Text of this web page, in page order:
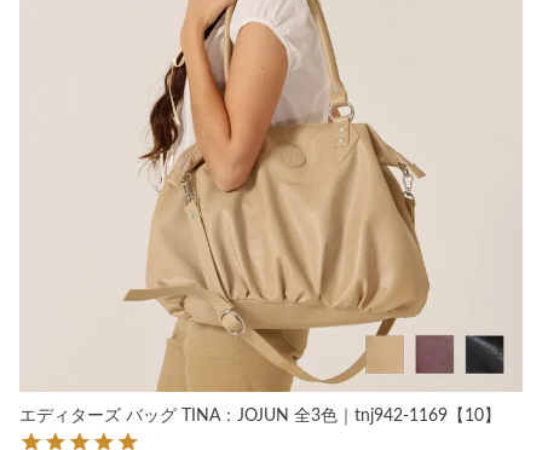
エディターズ バッグ TINA：JOJUN 全3色｜tnj942-1169【10】